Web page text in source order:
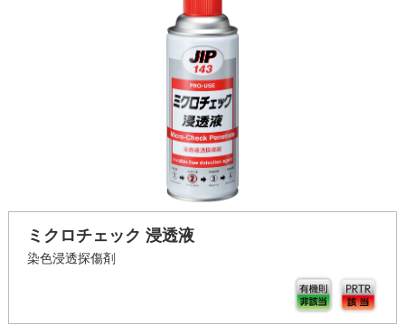
ミクロチェック 浸透液
染色浸透探傷剤